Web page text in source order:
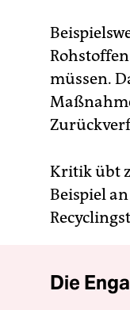
müssen.
Kritik übt
Beispiel
Die